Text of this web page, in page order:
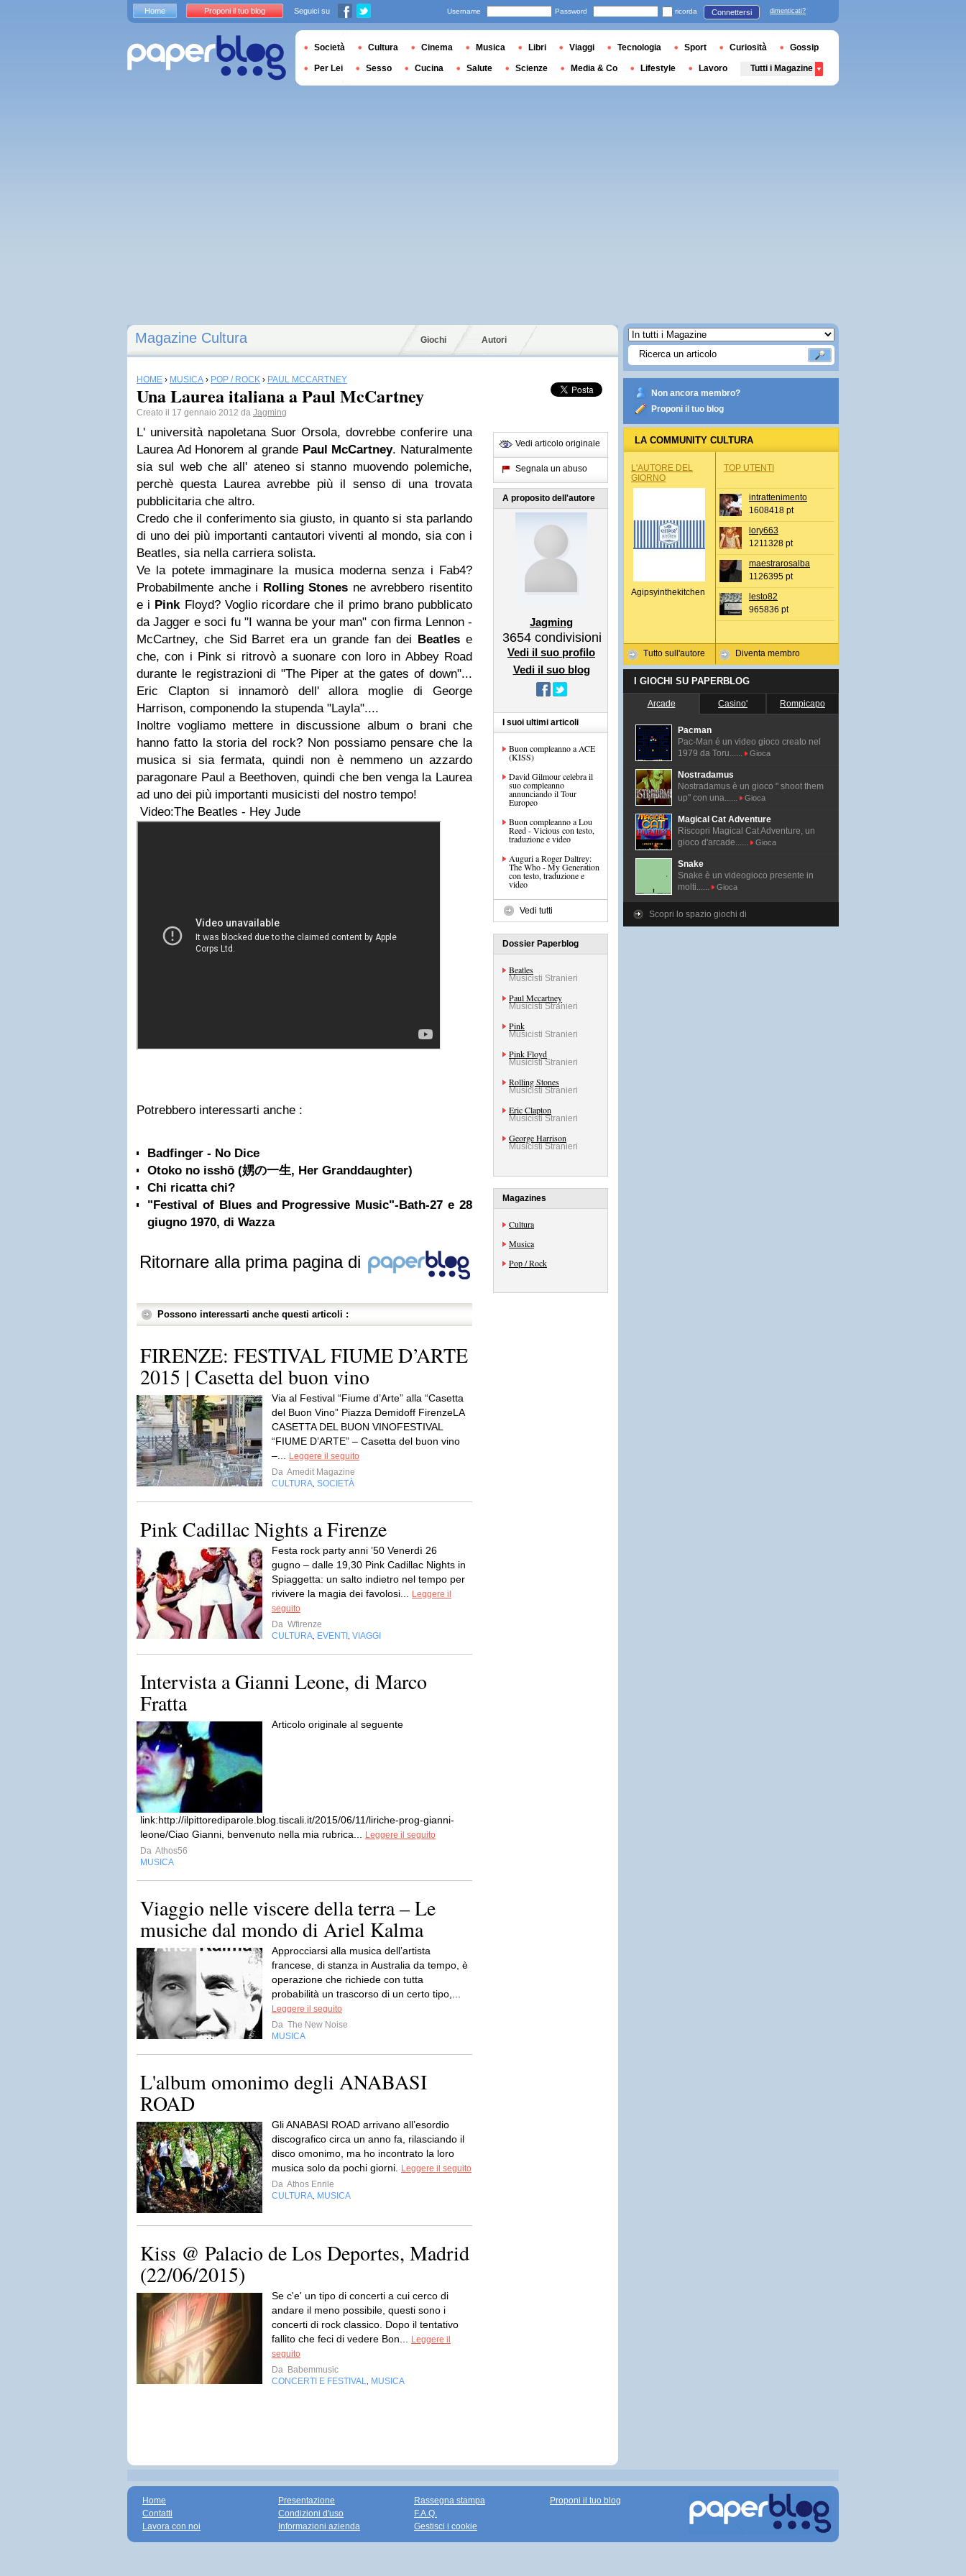
Magazine Cultura Giochi Autori
HOME › MUSICA › POP / ROCK › PAUL MCCARTNEY
Una Laurea italiana a Paul McCartney
Creato il 17 gennaio 2012 da Jagming
L' università napoletana Suor Orsola, dovrebbe conferire una
Laurea Ad Honorem al grande Paul McCartney. Naturalmente
sia sul web che all' ateneo si stanno muovendo polemiche,
perchè questa Laurea avrebbe più il senso di una trovata
pubblicitaria che altro.
Credo che il conferimento sia giusto, in quanto si sta parlando
di uno dei più importanti cantautori viventi al mondo, sia con i
Beatles, sia nella carriera solista.
Ve la potete immaginare la musica moderna senza i Fab4?
Probabilmente anche i Rolling Stones ne avrebbero risentito
e i PinkFloyd? Voglio ricordare che il primo brano pubblicato
da Jagger e soci fu "I wanna be your man" con firma Lennon -
McCartney, che Sid Barret era un grande fan dei Beatles e
che, con i Pink si ritrovò a suonare con loro in Abbey Road
durante le registrazioni di "The Piper at the gates of down"...
Eric Clapton si innamorò dell' allora moglie di George
Harrison, componendo la stupenda "Layla"....
Inoltre vogliamo mettere in discussione album o brani che
hanno fatto la storia del rock? Non possiamo pensare che la
musica si sia fermata, quindi non è nemmeno un azzardo
paragonare Paul a Beethoven, quindi che ben venga la Laurea
ad uno dei più importanti musicisti del nostro tempo!
Video:The Beatles - Hey Jude
Potrebbero interessarti anche :
Badfinger - No Dice
Otoko no isshō (娚の一生, Her Granddaughter)
Chi ricatta chi?
"Festival of Blues and Progressive Music"-Bath-27 e 28
giugno 1970, di Wazza
Ritornare alla prima pagina di
Possono interessarti anche questi articoli :
FIRENZE: FESTIVAL FIUME D’ARTE
2015 | Casetta del buon vino
Via al Festival “Fiume d’Arte” alla “Casetta
del Buon Vino” Piazza Demidoff FirenzeLA
CASETTA DEL BUON VINOFESTIVAL
“FIUME D’ARTE” – Casetta del buon vino
–...
Leggere il seguito
Da Amedit Magazine
CULTURA SOCIETÀ
Pink Cadillac Nights a Firenze
Festa rock party anni ’50 Venerdì 26
gugno – dalle 19,30 Pink Cadillac Nights in
Spiaggetta: un salto indietro nel tempo per
rivivere la magia dei favolosi...
Leggere il
seguito
Da Wfirenze
CULTURA EVENTI VIAGGI
Intervista a Gianni Leone, di Marco
Fratta
Articolo originale al seguente
link:http://ilpittorediparole.blog.tiscali.it/2015/06/11/liriche-prog-gianni-
leone/Ciao Gianni, benvenuto nella mia rubrica...
Leggere il seguito
Da Athos56
MUSICA
Viaggio nelle viscere della terra – Le
musiche dal mondo di Ariel Kalma
Approcciarsi alla musica dell’artista
francese, di stanza in Australia da tempo, è
operazione che richiede con tutta
probabilità un trascorso di un certo tipo,...
Leggere il seguito
Da The New Noise
MUSICA
L'album omonimo degli ANABASI
ROAD
Gli ANABASI ROAD arrivano all’esordio
discografico circa un anno fa, rilasciando il
disco omonimo, ma ho incontrato la loro
musica solo da pochi giorni.
Leggere il seguito
Da Athos Enrile
CULTURA MUSICA
Kiss @ Palacio de Los Deportes, Madrid
(22/06/2015)
Se c'e' un tipo di concerti a cui cerco di
andare il meno possibile, questi sono i
concerti di rock classico. Dopo il tentativo
fallito che feci di vedere Bon...
Leggere il
seguito
Da Babemmusic
CONCERTI E FESTIVAL MUSICA
Vedi articolo originale
Segnala un abuso
A proposito dell'autore
Jagming
3654 condivisioni
Vedi il suo profilo
Vedi il suo blog
I suoi ultimi articoli
Buon compleanno a ACE
(KISS)
David Gilmour celebra il
suo compleanno
annunciando il Tour
Europeo
Buon compleanno a Lou
Reed - Vicious con testo,
traduzione e video
Auguri a Roger Daltrey:
The Who - My Generation
con testo, traduzione e
video
Vedi tutti
Dossier Paperblog
Beatles
Musicisti Stranieri
Paul Mccartney
Musicisti Stranieri
Pink
Musicisti Stranieri
Pink Floyd
Musicisti Stranieri
Rolling Stones
Musicisti Stranieri
Eric Clapton
Musicisti Stranieri
George Harrison
Musicisti Stranieri
Magazines
Cultura
Musica
Pop / Rock
Non ancora membro?
Proponi il tuo blog
LA COMMUNITY CULTURA
L'AUTORE DEL
GIORNO
Agipsyinthekitchen
Tutto sull'autore
TOP UTENTI
intrattenimento
1608418 pt
lory663
1211328 pt
maestrarosalba
1126395 pt
lesto82
965836 pt
Diventa membro
I GIOCHI SU PAPERBLOG
Arcade Casino' Rompicapo
Pacman
Pac-Man é un video gioco creato nel
1979 da Toru......
Gioca
Nostradamus
Nostradamus è un gioco " shoot them
up" con una......
Gioca
Magical Cat Adventure
Riscopri Magical Cat Adventure, un
gioco d'arcade......
Gioca
Snake
Snake è un videogioco presente in
molti......
Gioca
Scopri lo spazio giochi di
Home Proponi il tuo blog Seguici su Username Password ricorda Connettersi dimenticati?
Società Cultura Cinema Musica Libri Viaggi Tecnologia Sport Curiosità Gossip
Per Lei Sesso Cucina Salute Scienze Media & Co Lifestyle Lavoro Tutti i Magazine
Home
Contatti
Lavora con noi
Presentazione
Condizioni d'uso
Informazioni azienda
Rassegna stampa
F.A.Q.
Gestisci i cookie
Proponi il tuo blog